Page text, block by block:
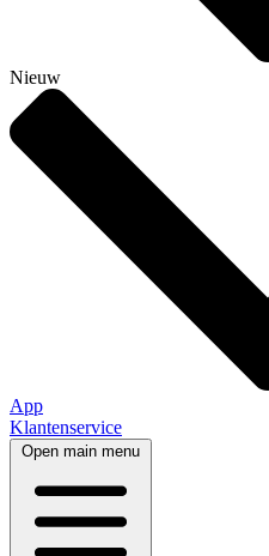
Nieuw
App
Klantenservice
Open main menu